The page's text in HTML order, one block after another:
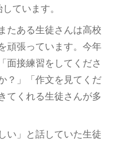
ています。
たある生徒さんは高校
頑張っています。今年
面接練習をしてくださ
？」「作文を見てくだ
てくれる生徒さんが多
い」と話していた生徒